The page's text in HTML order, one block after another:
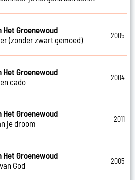
Het Groenewoud
(zonder zwart gemoed)
2005
Het Groenewoud
cado
2004
Het Groenewoud
je droom
2011
Het Groenewoud
God
2005